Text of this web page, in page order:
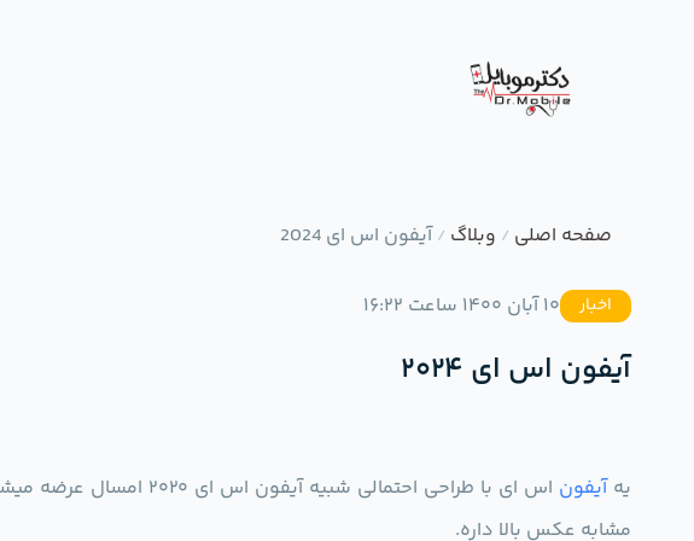
صفحه اصلی / وبلاگ / آیفون اس ای 2024
اخبار 10 آبان 1400 ساعت 16:22
آیفون اس ای 2024
یهآیفون
مشابه عکس بالا داره.